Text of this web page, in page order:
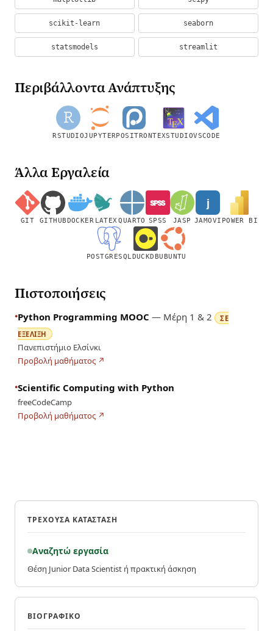
scikit-learn seaborn
statsmodels streamlit
Περιβάλλοντα Ανάπτυξης
RSTUDIOJUPYTERPOSITRONTEXSTUDIOVSCODE
Άλλα Εργαλεία
GIT GITHUB DOCKER LATEXQUARTO SPSS JASP JAMOVI POWER BI
POSTGRESQLDUCKDBUBUNTU
Πιστοποιήσεις
•Python Programming MOOC — Μέρη 1 & 2
ΣΕ
ΕΞΈΛΙΞΗ
Πανεπιστήμιο Ελσίνκι
Προβολή μαθήματος ↗
•Scientific Computing with Python
freeCodeCamp
Προβολή μαθήματος ↗
ΤΡΈΧΟΥΣΑ ΚΑΤΆΣΤΑΣΗ
Αναζητώ εργασία
Θέση Junior Data Scientist ή πρακτική άσκηση
ΒΙΟΓΡΑΦΙΚΌ